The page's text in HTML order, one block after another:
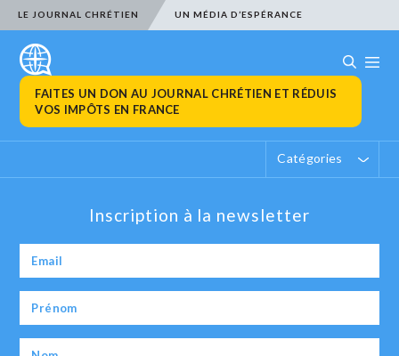
LE JOURNAL CHRÉTIEN UN MÉDIA D’ESPÉRANCE
FAITES UN DON AU JOURNAL CHRÉTIEN ET RÉDUIS
VOS IMPÔTS EN FRANCE
Catégories
Inscription à la newsletter